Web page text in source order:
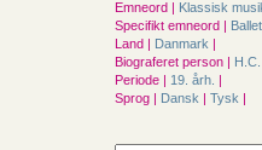
Emneord | Klassisk
Specifikt emneord | Ballet
Land | Danmark |
Biograferet person |
Periode | 19. årh. |
Sprog | Dansk | Tysk |